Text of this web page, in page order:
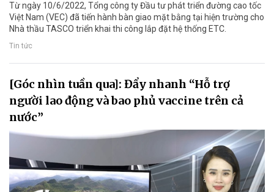
Từ ngày 10/6/2022, Tổng công ty Đầu tư phát triển đường cao tốc
Việt Nam (VEC) đã tiến hành bàn giao mặt bằng tại hiện trường cho
Nhà thầu TASCO triển khai thi công lắp đặt hệ thống ETC.
Tin tức
[Góc nhìn tuần qua]: Đẩy nhanh “Hỗ trợ
người lao động và bao phủ vaccine trên cả
nước”